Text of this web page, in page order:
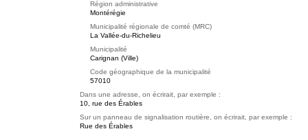
Région administrative
Montérégie
Municipalité régionale de comté (MRC)
La Vallée-du-Richelieu
Municipalité
Carignan (Ville)
Code géographique de la municipalité
57010
Dans une adresse, on écrirait, par exemple :
10, rue des Érables
Sur un panneau de signalisation routière, on écrirait, par exemple :
Rue des Érables